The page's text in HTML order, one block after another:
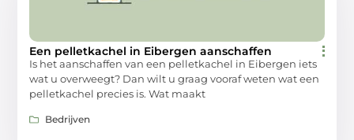
Een pelletkachel in Eibergen aanschaffen
Is het aanschaffen van een pelletkachel in Eibergen iets
wat u overweegt? Dan wilt u graag vooraf weten wat een
pelletkachel precies is. Wat maakt
Bedrijven